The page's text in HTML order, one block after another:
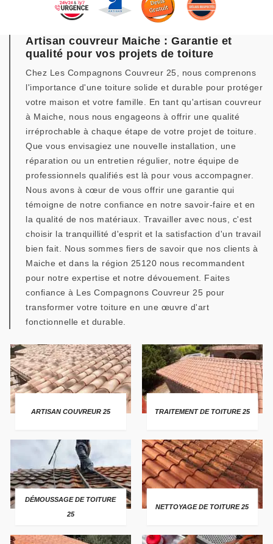
Artisan couvreur Maiche : Garantie et
qualité pour vos projets de toiture
Chez Les Compagnons Couvreur 25, nous comprenons
l'importance d'une toiture solide et durable pour protéger
votre maison et votre famille. En tant qu'artisan couvreur
à Maiche, nous nous engageons à offrir une qualité
irréprochable à chaque étape de votre projet de toiture.
Que vous envisagiez une nouvelle installation, une
réparation ou un entretien régulier, notre équipe de
professionnels qualifiés est là pour vous accompagner.
Nous avons à cœur de vous offrir une garantie qui
témoigne de notre confiance en notre savoir-faire et en
la qualité de nos matériaux. Travailler avec nous, c'est
choisir la tranquillité d'esprit et la satisfaction d'un travail
bien fait. Nous sommes fiers de savoir que nos clients à
Maiche et dans la région 25120 nous recommandent
pour notre expertise et notre dévouement. Faites
confiance à Les Compagnons Couvreur 25 pour
transformer votre toiture en une œuvre d'art
fonctionnelle et durable.
ARTISAN COUVREUR 25 TRAITEMENT DE TOITURE 25
DÉMOUSSAGE DE TOITURE
25
NETTOYAGE DE TOITURE 25